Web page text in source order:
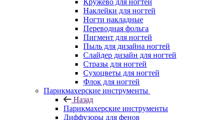
Кружево для ногтей
Наклейки для ногтей
Ногти накладные
Переводная фольга
Пигмент для ногтей
Пыль для дизайна ногтей
Слайдер дизайн для ногтей
Стразы для ногтей
Сухоцветы для ногтей
Флок для ногтей
Парикмахерские инструменты
Назад
Парикмахерские инструменты
Диффузоры для фенов